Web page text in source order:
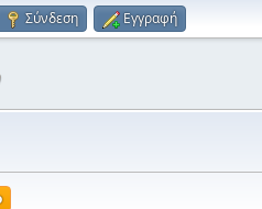
Σύνδεση Εγγραφή